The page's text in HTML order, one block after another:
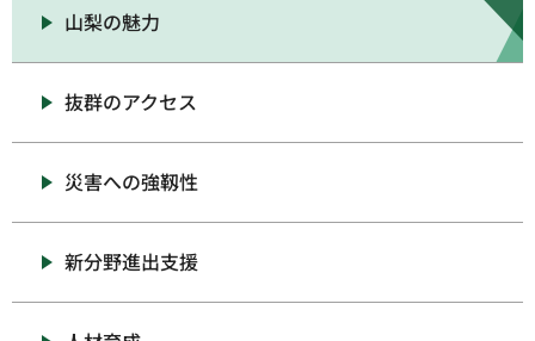
山梨の魅力
抜群のアクセス
災害への強靱性
新分野進出支援